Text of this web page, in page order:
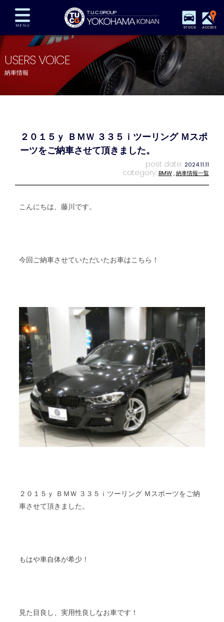
STOCK ACCESS
在庫車両情報 保証&サービス パーツリスト
TUCとは？ 店舗情報 アクセスマップ
全国納車 特別作業 注文販売
プライバシーポリシー スタッフblog
USERS VOICE
納車情報
２０１５ｙ ＢＭＷ ３３５ｉツーリング Ｍスポ
ーツをご納車させて頂きました。
post date: 2024.11.11
category: BMW,納車情報一覧
こんにちは、藤川です。
今回ご納車させていただいたお車はこちら！
２０１５ｙ ＢＭＷ ３３５ｉツーリング Ｍスポーツをご納
車させて頂きました。
もはや車自体が希少！
見た目良し、実用性良しなお車です！